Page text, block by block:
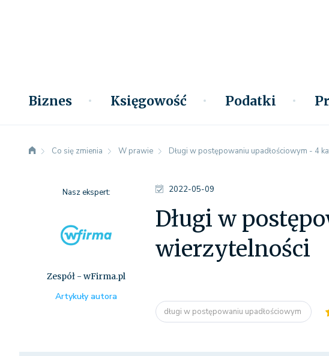
Biznes Księgowość Podatki
Co się zmienia W prawie Długi w postępowaniu upadłościowym - 4
2022-05-09
Długi w
wierzytelności
długi w postępowaniu upadłościowym
Nasz ekspert:
Zespół - wFirma.pl
Artykuły autora